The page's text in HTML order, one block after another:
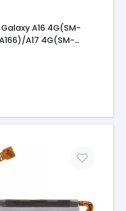
A16 4G(SM-
A17 4G(SM-
A26 5G(SM-